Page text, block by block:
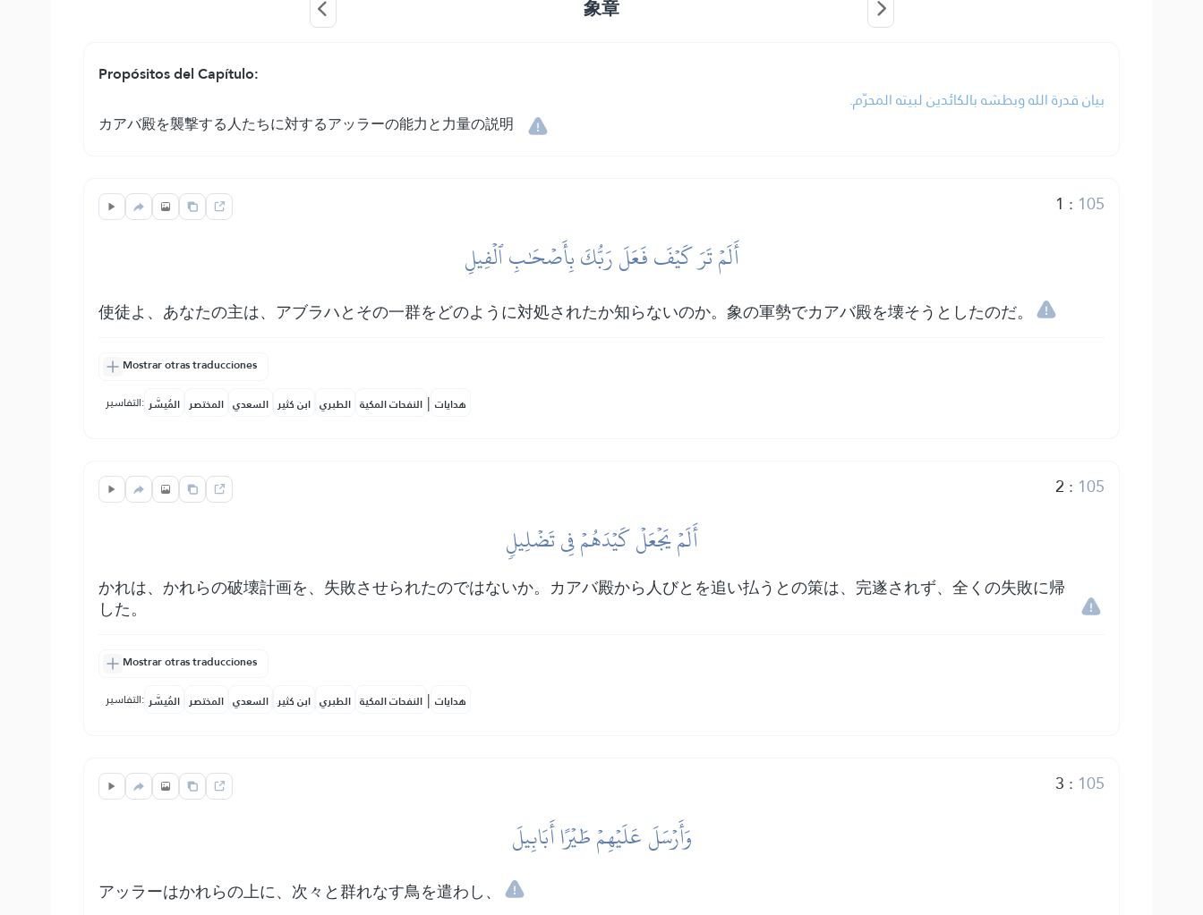
象章
Propósitos del Capítulo:
بيان قدرة الله وبطشه بالكائدين لبيته المحرّم.
カアバ殿を襲撃する人たちに対するアッラーの能力と力量の説明
1 : 105
أَلَمۡ تَرَ كَيۡفَ فَعَلَ رَبُّكَ بِأَصۡحَٰبِ ٱلۡفِيلِ
使徒よ、あなたの主は、アブラハとその一群をどのように対処されたか知らないのか。象の軍勢でカアバ殿を壊そうとしたのだ。
Mostrar otras traducciones
التفاسير: المُيسَّر المختصر السعدي ابن كثير الطبري النفحات المكية | هدايات
2 : 105
أَلَمۡ يَجۡعَلۡ كَيۡدَهُمۡ فِي تَضۡلِيلٖ
かれは、かれらの破壊計画を、失敗させられたのではないか。カアバ殿から人びとを追い払うとの策は、完遂されず、全くの失敗に帰
した。
Mostrar otras traducciones
التفاسير: المُيسَّر المختصر السعدي ابن كثير الطبري النفحات المكية | هدايات
3 : 105
وَأَرۡسَلَ عَلَيۡهِمۡ طَيۡرًا أَبَابِيلَ
アッラーはかれらの上に、次々と群れなす鳥を遣わし、